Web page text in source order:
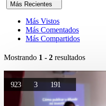
Más Recientes
Más Vistos
Más Comentados
Más Compartidos
Mostrando 1 - 2 resultados
923 3 191